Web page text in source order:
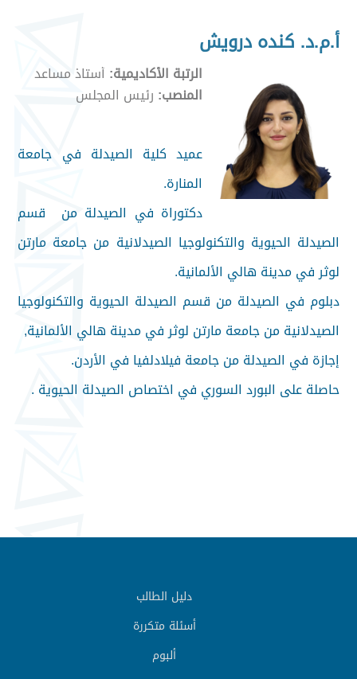
أ.م.د. كنده درويش
الرتبة الأكاديمية: أستاذ مساعد
المنصب: رئيس المجلس
عميد كلية الصيدلة في جامعة
المنارة.
دكتوراة في الصيدلة من قسم
الصيدلة الحيوية والتكنولوجيا الصيدلانية من جامعة مارتن
لوثر في مدينة هالي الألمانية.
دبلوم في الصيدلة من قسم الصيدلة الحيوية والتكنولوجيا
الصيدلانية من جامعة مارتن لوثر في مدينة هالي الألمانية,
إجازة في الصيدلة من جامعة فيلادلفيا في الأردن.
حاصلة على البورد السوري في اختصاص الصيدلة الحيوية .
دليل الطالب
أسئلة متكررة
ألبوم